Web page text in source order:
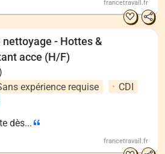
francetravail.fr
- Hottes &
acce (H/F)
expérience requise
CDI
dès...
francetravail.fr